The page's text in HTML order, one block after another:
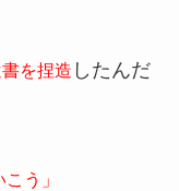
を捏造 したんだ
う」